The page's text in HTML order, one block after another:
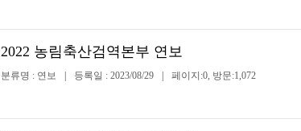
2022 농림축산검역본부 연보
분류명 : 연보 등록일 : 2023/08/29 페이지:0, 방문:1,072